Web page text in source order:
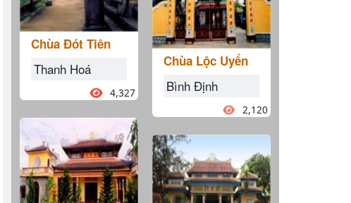
Chùa Đót Tiên
Thanh Hoá
4,327
Chùa Lộc Uyển
Bình Định
2,120